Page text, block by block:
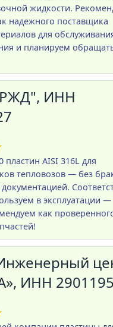
жидкости.
надежного поставщика
для
и планируем
ИНН
пластин AISI 316L для
тепловозов — без
в эксплуатации —
как
ИНН